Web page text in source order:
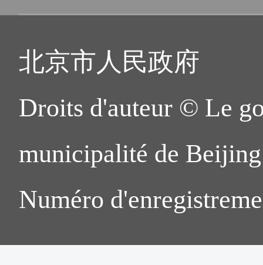
北京市人民政府
Droits d'auteur © Le
municipalité de
Numéro